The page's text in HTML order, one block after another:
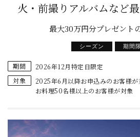
火・前撮りアルバムなど
最大30万円分プレゼント
シーズン 期間
期間
2026年12月特定日限定
対象
2025年6月以降お申込みのお客様が
お料理50名様以上のお客様が対象